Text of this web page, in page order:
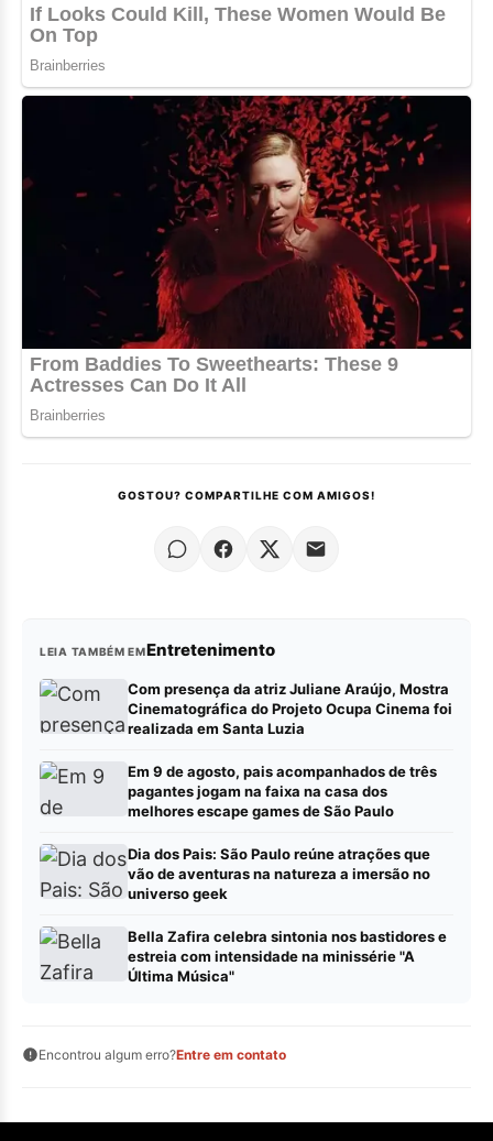
GOSTOU? COMPARTILHE COM AMIGOS!
LEIA TAMBÉM EMEntretenimento
Com presença da atriz Juliane Araújo, Mostra
Cinematográfica do Projeto Ocupa Cinema foi
realizada em Santa Luzia
Em 9 de agosto, pais acompanhados de três
pagantes jogam na faixa na casa dos
melhores escape games de São Paulo
Dia dos Pais: São Paulo reúne atrações que
vão de aventuras na natureza a imersão no
universo geek
Bella Zafira celebra sintonia nos bastidores e
estreia com intensidade na minissérie "A
Última Música"
Encontrou algum erro?Entre em contato